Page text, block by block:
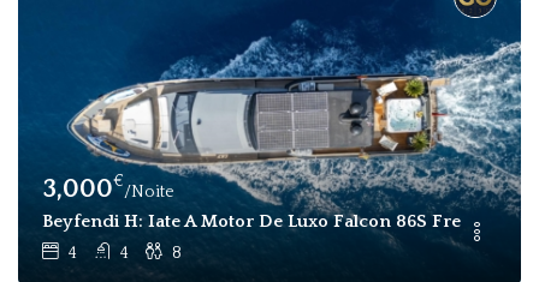
3,000€
/Noite
Beyfendi H: Iate A Motor De Luxo Falcon 86S
4 4 8